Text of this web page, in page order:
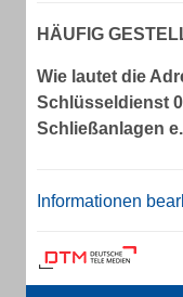
HÄUFIG
Wie lautet die
Schlüsseldienst
Schließanlagen
Informationen